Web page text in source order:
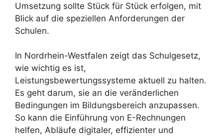
Umsetzung sollte Stück für Stück erfolgen, mit
Blick auf die speziellen Anforderungen der
Schulen.
In Nordrhein-Westfalen zeigt das Schulgesetz,
wie wichtig es ist,
Leistungsbewertungssysteme aktuell zu halten.
Es geht darum, sie an die veränderlichen
Bedingungen im Bildungsbereich anzupassen.
So kann die Einführung von E-Rechnungen
helfen, Abläufe digitaler, effizienter und